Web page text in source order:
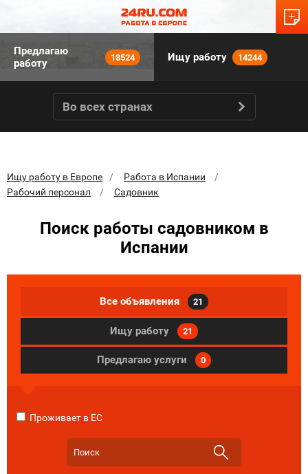
Предлагаю
работу
18524 Ищу работу 14244
Во всех странах
Ищу работу в Европе
Работа в Испании
Рабочий персонал
Садовник
Поиск работы садовником в
Испании
Все объявления 21
Ищу работу 21
Предлагаю услуги 0
Проживает в ЕС